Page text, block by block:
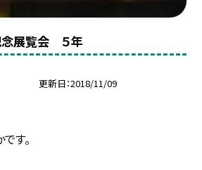
念展覧会 ５年
更新日 2018/11/09
す。